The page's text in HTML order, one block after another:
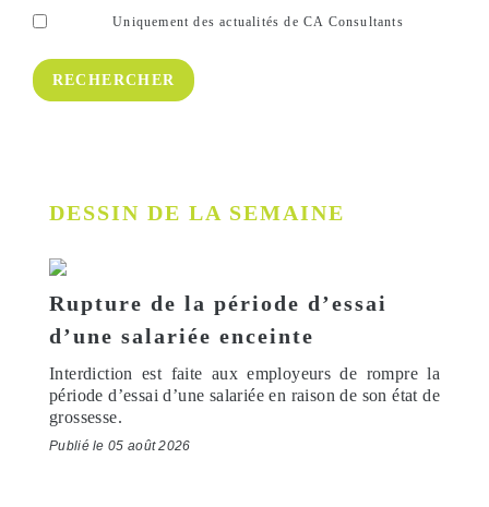
Uniquement des actualités de CA Consultants
DESSIN DE LA SEMAINE
Rupture de la période d’essai
d’une salariée enceinte
Interdiction est faite aux employeurs de rompre la
période d’essai d’une salariée en raison de son état de
grossesse.
Publié le 05 août 2026